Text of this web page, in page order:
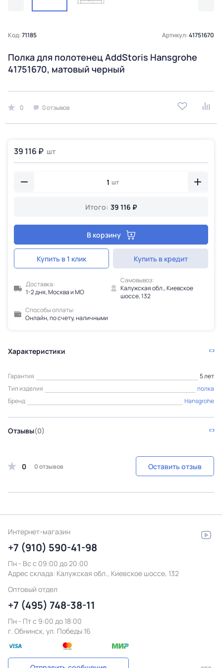
Код:71185 Артикул:41751670
Полка для полотенец AddStoris Hansgrohe
41751670, матовый черный
0 0 отзывов
39 116 ₽ шт
шт
Итого: 39 116 ₽
В корзину
Купить в 1 клик Купить в кредит
Доставка:
1-2 дня, Москва и МО
Самовывоз:
Калужская обл., Киевское
шоссе, 132
Способы оплаты:
Онлайн, по счету, наличными
Характеристики
Гарантия
5 лет
Тип изделия
полка
Бренд
Hansgrohe
Отзывы(0)
0 0 отзывов Оставить отзыв
Интернет-магазин
+7 (910) 590-41-98
Пн - Вс с 09:00 до 20:00
Адрес склада: Калужская обл., Киевское шоссе, 132
Оптовый отдел
+7 (495) 748-38-11
Пн - Пт c 9:00 до 18:00
г. Обнинск, ул. Победы 16